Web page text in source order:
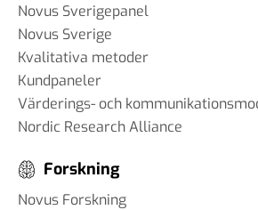
Novus Sverigepanel
Novus Sverige
Kvalitativa metoder
Kundpaneler
Värderings- och
Nordic Research Alliance
Forskning
Novus Forskning